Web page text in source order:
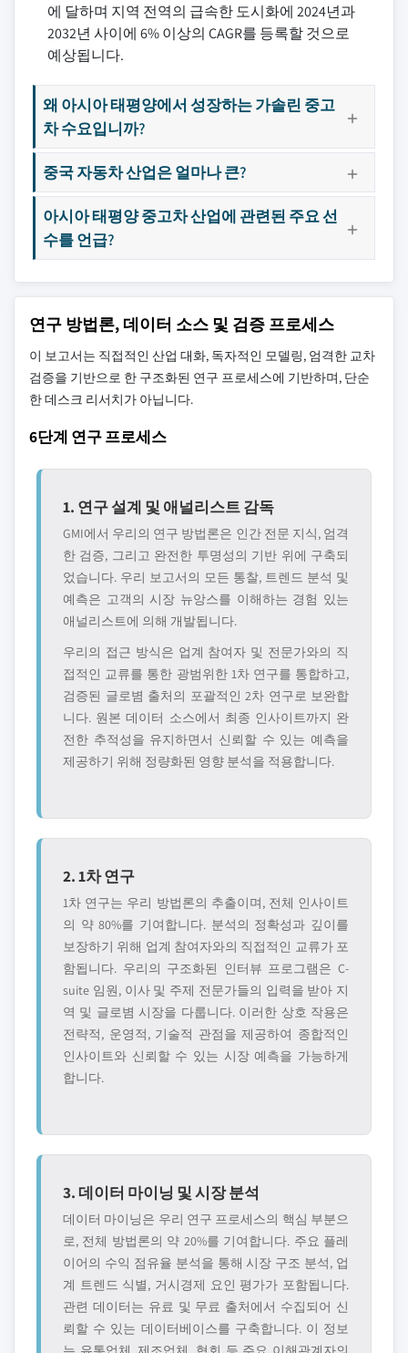
에 달하며 지역 전역의 급속한 도시화에 2024년과
2032년 사이에 6% 이상의 CAGR를 등록할 것으로
예상됩니다.
왜 아시아 태평양에서 성장하는 가솔린 중고
차 수요입니까?
중국 자동차 산업은 얼마나 큰?
아시아 태평양 중고차 산업에 관련된 주요 선
수를 언급?
연구 방법론, 데이터 소스 및 검증 프로세스
이 보고서는 직접적인 산업 대화, 독자적인 모델링, 엄격한 교차
검증을 기반으로 한 구조화된 연구 프로세스에 기반하며, 단순
한 데스크 리서치가 아닙니다.
6단계 연구 프로세스
1. 연구 설계 및 애널리스트 감독
GMI에서 우리의 연구 방법론은 인간 전문 지식, 엄격
한 검증, 그리고 완전한 투명성의 기반 위에 구축되
었습니다. 우리 보고서의 모든 통찰, 트렌드 분석 및
예측은 고객의 시장 뉴앙스를 이해하는 경험 있는
애널리스트에 의해 개발됩니다.
우리의 접근 방식은 업계 참여자 및 전문가와의 직
접적인 교류를 통한 광범위한 1차 연구를 통합하고,
검증된 글로볌 출처의 포괄적인 2차 연구로 보완합
니다. 원본 데이터 소스에서 최종 인사이트까지 완
전한 추적성을 유지하면서 신뢰할 수 있는 예측을
제공하기 위해 정량화된 영향 분석을 적용합니다.
2. 1차 연구
1차 연구는 우리 방법론의 추출이며, 전체 인사이트
의 약 80%를 기여합니다. 분석의 정확성과 깊이를
보장하기 위해 업계 참여자와의 직접적인 교류가 포
함됩니다. 우리의 구조화된 인터뷰 프로그램은 C-
suite 임원, 이사 및 주제 전문가들의 입력을 받아 지
역 및 글로볌 시장을 다룹니다. 이러한 상호 작용은
전략적, 운영적, 기술적 관점을 제공하여 종합적인
인사이트와 신뢰할 수 있는 시장 예측을 가능하게
합니다.
3. 데이터 마이닝 및 시장 분석
데이터 마이닝은 우리 연구 프로세스의 핵심 부분으
로, 전체 방법론의 약 20%를 기여합니다. 주요 플레
이어의 수익 점유율 분석을 통해 시장 구조 분석, 업
계 트렌드 식별, 거시경제 요인 평가가 포함됩니다.
관련 데이터는 유료 및 무료 출처에서 수집되어 신
뢰할 수 있는 데이터베이스를 구축합니다. 이 정보